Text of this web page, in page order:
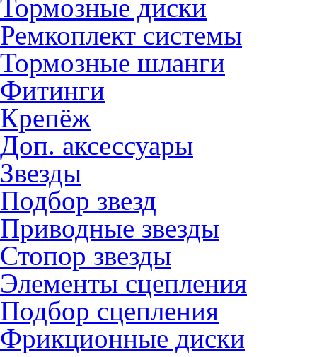
Тормозные диски
Ремкоплект системы
Тормозные шланги
Фитинги
Крепёж
Доп. аксессуары
Звезды
Подбор звезд
Приводные звезды
Стопор звезды
Элементы сцепления
Подбор сцепления
Фрикционные диски